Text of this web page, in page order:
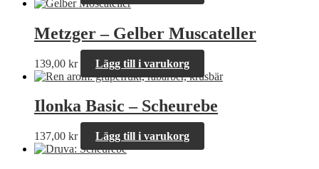
Metzger – Gelber Muscateller
139,00 kr Lägg till i varukorg
Ilonka Basic – Scheurebe
137,00 kr Lägg till i varukorg